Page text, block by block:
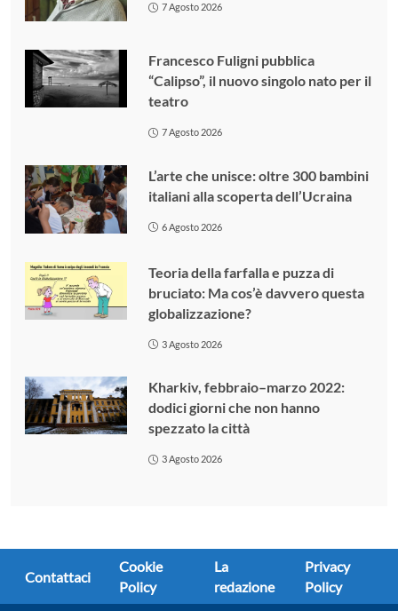
7 Agosto 2026
Francesco Fuligni pubblica
“Calipso”, il nuovo singolo nato per il
teatro
7 Agosto 2026
L’arte che unisce: oltre 300 bambini
italiani alla scoperta dell’Ucraina
6 Agosto 2026
Teoria della farfalla e puzza di
bruciato: Ma cos’è davvero questa
globalizzazione?
3 Agosto 2026
Kharkiv, febbraio–marzo 2022:
dodici giorni che non hanno
spezzato la città
3 Agosto 2026
Contattaci
Cookie
Policy
La
redazione
Privacy
Policy